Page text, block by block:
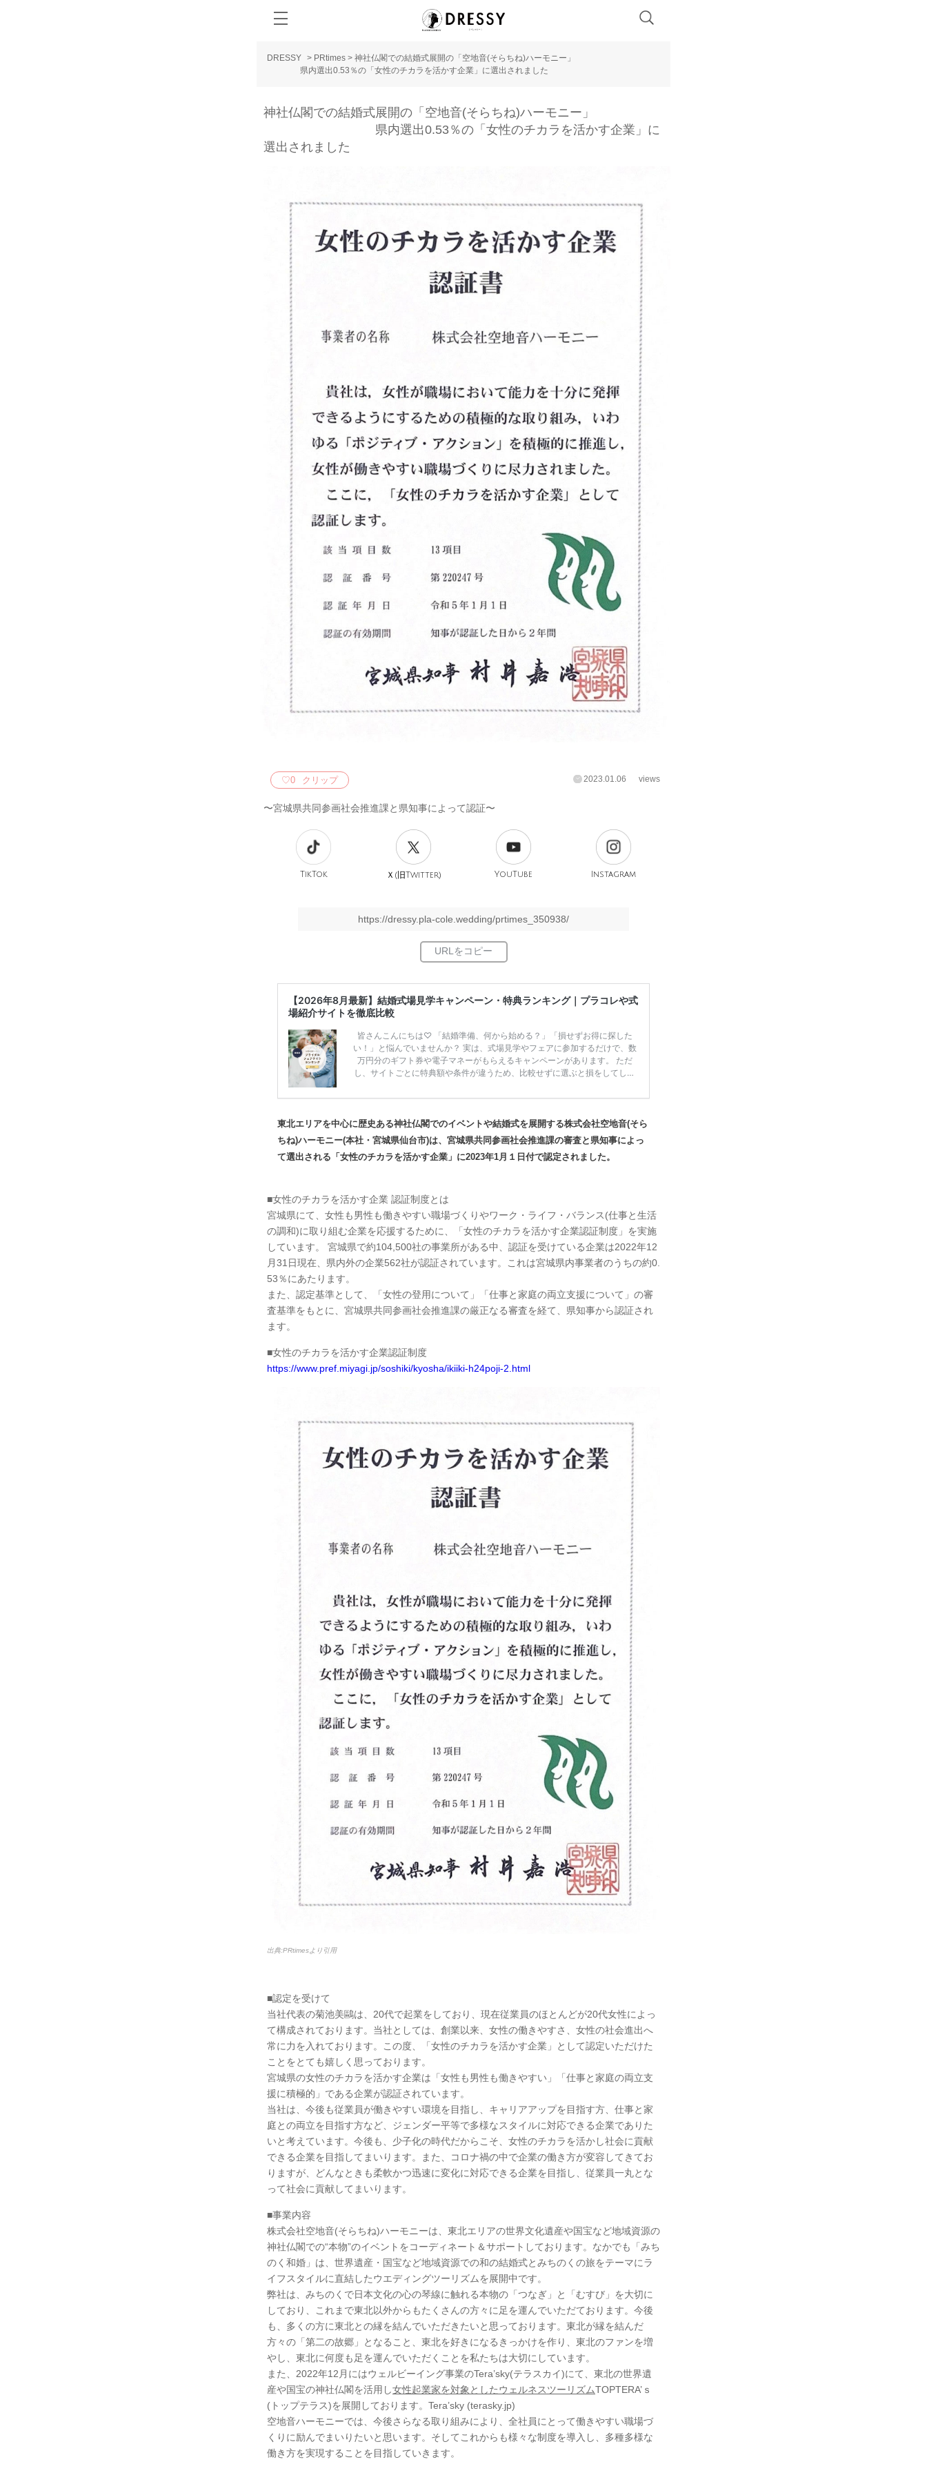
DRESSY > PRtimes > 神社仏閣での結婚式展開の「空地音(そらちね)ハーモニー」
県内選出0.53％の「女性のチカラを活かす企業」に選出されました
神社仏閣での結婚式展開の「空地音(そらちね)ハーモニー」
県内選出0.53％の「女性のチカラを活かす企業」に
選出されました
♡0 クリップ 2023.01.06 views
〜宮城県共同参画社会推進課と県知事によって認証〜
TikTok Ｘ(旧Twitter) YouTube Instagram
https://dressy.pla-cole.wedding/prtimes_350938/
【2026年8月最新】結婚式場見学キャンペーン・特典ランキング｜プラコレや式
場紹介サイトを徹底比較
皆さんこんにちは♡ 「結婚準備、何から始める？」「損せずお得に探した
い！」と悩んでいませんか？ 実は、式場見学やフェアに参加するだけで、数
万円分のギフト券や電子マネーがもらえるキャンペーンがあります。 ただ
し、サイトごとに特典額や条件が違うため、比較せずに選ぶと損をしてしま
ンペーン特典ランキングを公開！ 比較サイト：プラコレ、ゼクシィ、ハナユ
得？」「プラコレの特典は？」といった疑問も解決します。 まずは診断で候
補を絞れる「ウェディング診断」か、体験型 […]続きを読む
東北エリアを中心に歴史ある神社仏閣でのイベントや結婚式を展開する株式会社空地音(そら
ちね)ハーモニー(本社・宮城県仙台市)は、宮城県共同参画社会推進課の審査と県知事によっ
て選出される「女性のチカラを活かす企業」に2023年1月１日付で認定されました。
■女性のチカラを活かす企業 認証制度とは
宮城県にて、女性も男性も働きやすい職場づくりやワーク・ライフ・バランス(仕事と生活
の調和)に取り組む企業を応援するために、「女性のチカラを活かす企業認証制度」を実施
しています。 宮城県で約104,500社の事業所がある中、認証を受けている企業は2022年12
月31日現在、県内外の企業562社が認証されています。これは宮城県内事業者のうちの約0.
53％にあたります。
また、認定基準として、「女性の登用について」「仕事と家庭の両立支援について」の審
査基準をもとに、宮城県共同参画社会推進課の厳正なる審査を経て、県知事から認証され
ます。
■女性のチカラを活かす企業認証制度
https://www.pref.miyagi.jp/soshiki/kyosha/ikiiki-h24poji-2.html
出典:PRtimesより引用
■認定を受けて
当社代表の菊池美鷗は、20代で起業をしており、現在従業員のほとんどが20代女性によっ
て構成されております。当社としては、創業以来、女性の働きやすさ、女性の社会進出へ
常に力を入れております。この度、「女性のチカラを活かす企業」として認定いただけた
ことをとても嬉しく思っております。
宮城県の女性のチカラを活かす企業は「女性も男性も働きやすい」「仕事と家庭の両立支
援に積極的」である企業が認証されています。
当社は、今後も従業員が働きやすい環境を目指し、キャリアアップを目指す方、仕事と家
庭との両立を目指す方など、ジェンダー平等で多様なスタイルに対応できる企業でありた
いと考えています。今後も、少子化の時代だからこそ、女性のチカラを活かし社会に貢献
できる企業を目指してまいります。また、コロナ禍の中で企業の働き方が変容してきてお
りますが、どんなときも柔軟かつ迅速に変化に対応できる企業を目指し、従業員一丸とな
って社会に貢献してまいります。
■事業内容
株式会社空地音(そらちね)ハーモニーは、東北エリアの世界文化遺産や国宝など地域資源の
神社仏閣での“本物”のイベントをコーディネート＆サポートしております。なかでも「みち
のく和婚」は、世界遺産・国宝など地域資源での和の結婚式とみちのくの旅をテーマにラ
イフスタイルに直結したウエディングツーリズムを展開中です。
弊社は、みちのくで日本文化の心の琴線に触れる本物の「つなぎ」と「むすび」を大切に
しており、これまで東北以外からもたくさんの方々に足を運んでいただております。今後
も、多くの方に東北との縁を結んでいただきたいと思っております。東北が縁を結んだ
方々の「第二の故郷」となること、東北を好きになるきっかけを作り、東北のファンを増
やし、東北に何度も足を運んでいただくことを私たちは大切にしています。
また、2022年12月にはウェルビーイング事業のTera’sky(テラスカイ)にて、東北の世界遺
産や国宝の神社仏閣を活用し女性起業家を対象としたウェルネスツーリズムTOPTERA’ｓ
(トップテラス)を展開しております。Tera’sky (terasky.jp)
空地音ハーモニーでは、今後さらなる取り組みにより、全社員にとって働きやすい職場づ
くりに励んでまいりたいと思います。そしてこれからも様々な制度を導入し、多種多様な
働き方を実現することを目指していきます。